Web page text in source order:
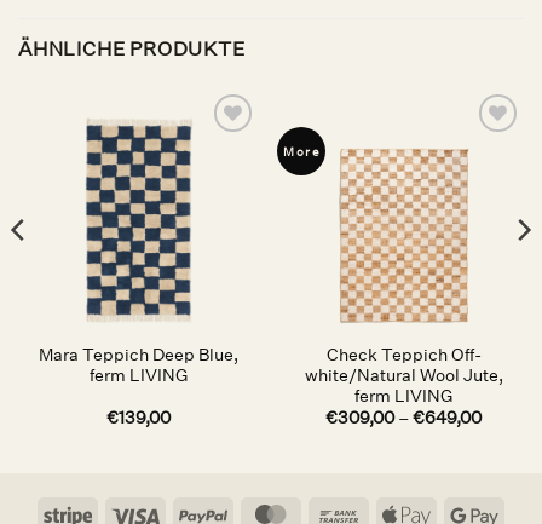
ÄHNLICHE PRODUKTE
Auf die
Wunschliste
Mara Teppich Deep Blue,
ferm LIVING
€139,00
More
Auf die
Wunschliste
Check Teppich Off-
white/Natural Wool Jute,
ferm LIVING
€309,00–€649,00
Stripe Visa PayPal MasterCardBank Apple